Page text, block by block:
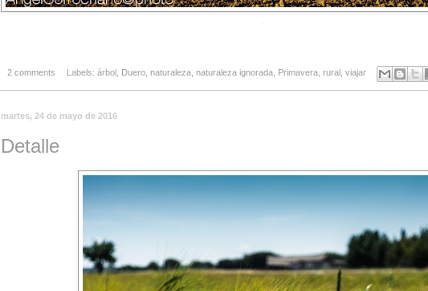
2 comments Labels: árbol Duero, naturaleza, naturaleza ignorada, Primavera, rural viajar
martes, 24 de mayo de 2016
Detalle